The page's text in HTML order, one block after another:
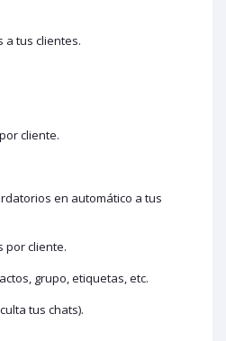
a tus clientes.
cliente.
en automático a tus
por cliente.
grupo, etiquetas, etc.
tus chats).